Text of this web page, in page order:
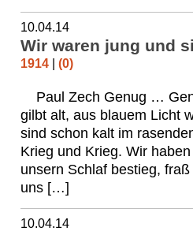
10.04.14
Wir waren jung und
1914 | (0)
Paul Zech Genug …
gilbt alt, aus blauem Licht
sind schon kalt im
Krieg und Krieg. Wir
unsern Schlaf bestieg,
uns […]
10.04.14